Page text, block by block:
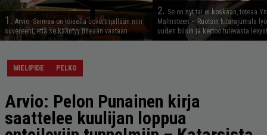
1. Arvio: Saimaa on toisella covertripillään niin
suvereeni, että se kääntyy itseään vastaan
2. Se on nyt tai ei koskaan, toteaa
Malmsteen – Ruotsin kitarajumala
uuden biisin ja kertoo tulevasta
MIELIPIDE PELKO
Arvio: Pelon Punainen kirja
saattelee kuulijan loppua